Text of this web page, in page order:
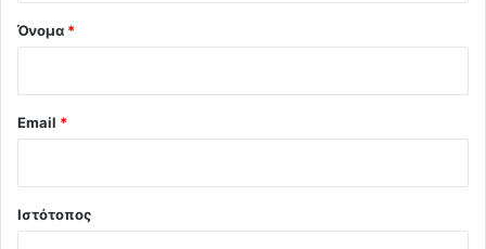
Όνομα *
Email *
Ιστότοπος